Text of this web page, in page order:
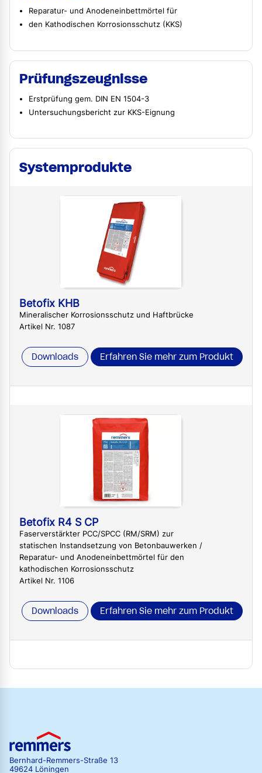
Reparatur- und Anodeneinbettmörtel für
den Kathodischen Korrosionsschutz (KKS)
Prüfungszeugnisse
Erstprüfung gem. DIN EN 1504-3
Untersuchungsbericht zur KKS-Eignung
Systemprodukte
Betofix KHB
Mineralischer Korrosionsschutz und Haftbrücke
Artikel Nr. 1087
Downloads Erfahren Sie mehr zum Produkt
Betofix R4 S CP
Faserverstärkter PCC/SPCC (RM/SRM) zur
statischen Instandsetzung von Betonbauwerken /
Reparatur- und Anodeneinbettmörtel für den
kathodischen Korrosionsschutz
Artikel Nr. 1106
Downloads Erfahren Sie mehr zum Produkt
Bernhard-Remmers-Straße 13
49624 Löningen